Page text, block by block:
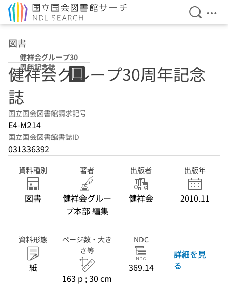
検索を
メ
図書
健祥会グループ30
周年記念誌
健祥会グループ30周年記念
誌
国立国会図書館請求記号
E4-M214
国立国会図書館書誌ID
031336392
資料種別
図書
著者
健祥会グルー
プ本部 編集
出版者
健祥会
出版年
2010.11
資料形態
紙
ページ数・大き
さ等
163 p ; 30 cm
NDC
369.14
詳細を見
る